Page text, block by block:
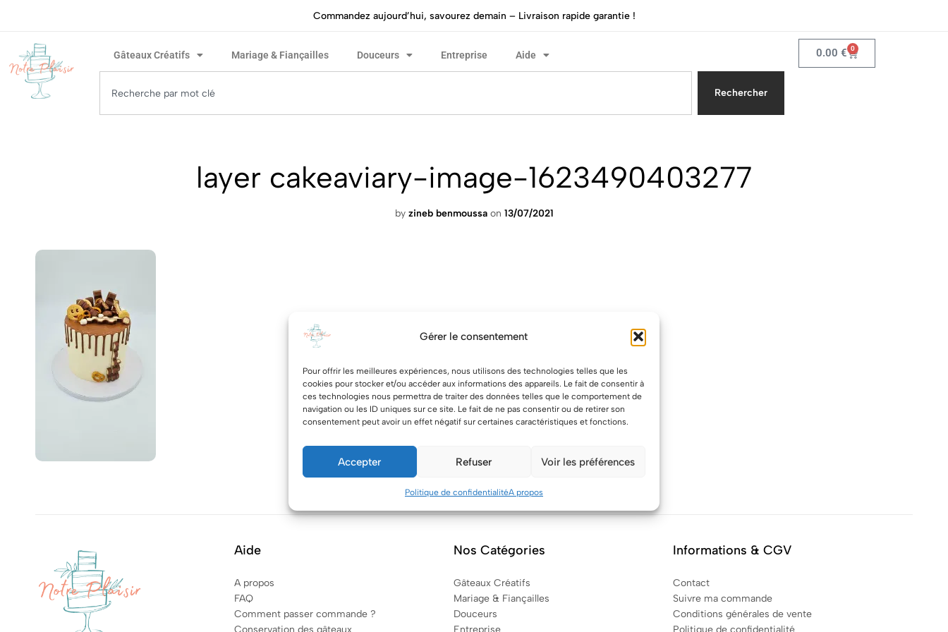
Gérer le consentement
Pour offrir les meilleures expériences, nous utilisons des technologies telles que les
cookies pour stocker et/ou accéder aux informations des appareils. Le fait de consentir à
ces technologies nous permettra de traiter des données telles que le comportement de
navigation ou les ID uniques sur ce site. Le fait de ne pas consentir ou de retirer son
consentement peut avoir un effet négatif sur certaines caractéristiques et fonctions.
Accepter Refuser Voir les préférences
Politique de confidentialitéA propos
Commandez aujourd’hui, savourez demain – Livraison rapide garantie !
Gâteaux Créatifs Mariage & Fiançailles Douceurs Entreprise Aide
Rechercher
0.00 € 0
layer cakeaviary-image-1623490403277
by zineb benmoussa on 13/07/2021
Aide
A propos
FAQ
Comment passer commande ?
Conservation des gâteaux
Nos Catégories
Gâteaux Créatifs
Mariage & Fiançailles
Douceurs
Entreprise
Informations & CGV
Contact
Suivre ma commande
Conditions générales de vente
Politique de confidentialité